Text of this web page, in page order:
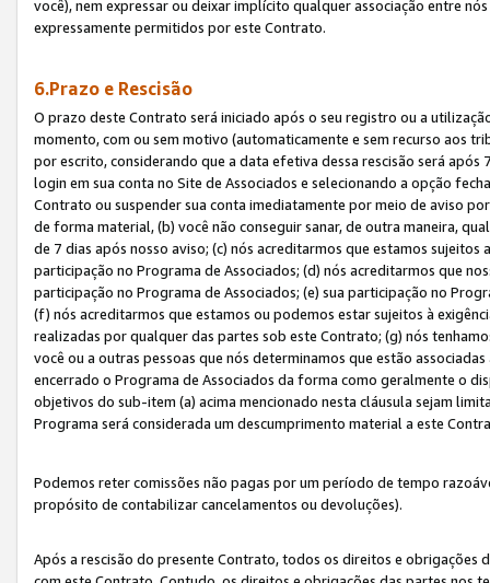
você), nem expressar ou deixar implícito qualquer associação entre
expressamente permitidos por este Contrato.
6.Prazo e Rescisão
O prazo deste Contrato será iniciado após o seu registro ou a
momento, com ou sem motivo (automaticamente e sem recurso aos
por escrito, considerando que a data efetiva dessa rescisão será
login em sua conta no Site de Associados e selecionando a opção
Contrato ou suspender sua conta imediatamente por meio de aviso
de forma material, (b) você não conseguir sanar, de outra maneira,
de 7 dias após nosso aviso; (c) nós acreditarmos que estamos
participação no Programa de Associados; (d) nós acreditarmos que
participação no Programa de Associados; (e) sua participação no
(f) nós acreditarmos que estamos ou podemos estar sujeitos à
realizadas por qualquer das partes sob este Contrato; (g) nós
você ou a outras pessoas que nós determinamos que estão
encerrado o Programa de Associados da forma como geralmente o
objetivos do sub-item (a) acima mencionado nesta cláusula sejam
Programa será considerada um descumprimento material a este
Podemos reter comissões não pagas por um período de tempo
propósito de contabilizar cancelamentos ou devoluções).
Após a rescisão do presente Contrato, todos os direitos e obrigações